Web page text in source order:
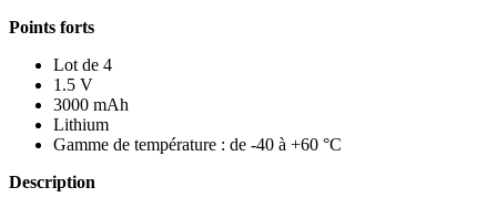
Points forts
Lot de 4
1.5 V
3000 mAh
Lithium
Gamme de température : de -40 à +60 °C
Description